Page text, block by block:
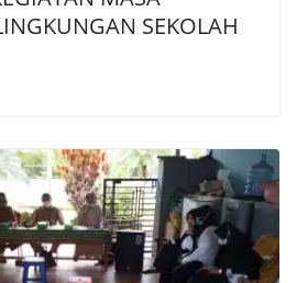
SEKOLAH